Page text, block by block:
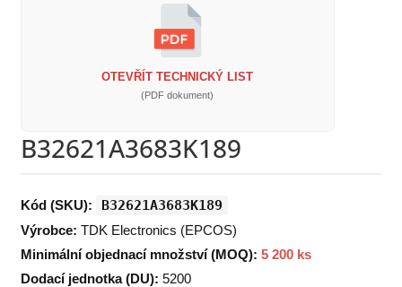
OTEVŘÍT TECHNICKÝ LIST
(PDF dokument)
B32621A3683K189
Kód (SKU): B32621A3683K189
Výrobce: TDK Electronics (EPCOS)
Minimální objednací množství (MOQ): 5 200 ks
Dodací jednotka (DU): 5200